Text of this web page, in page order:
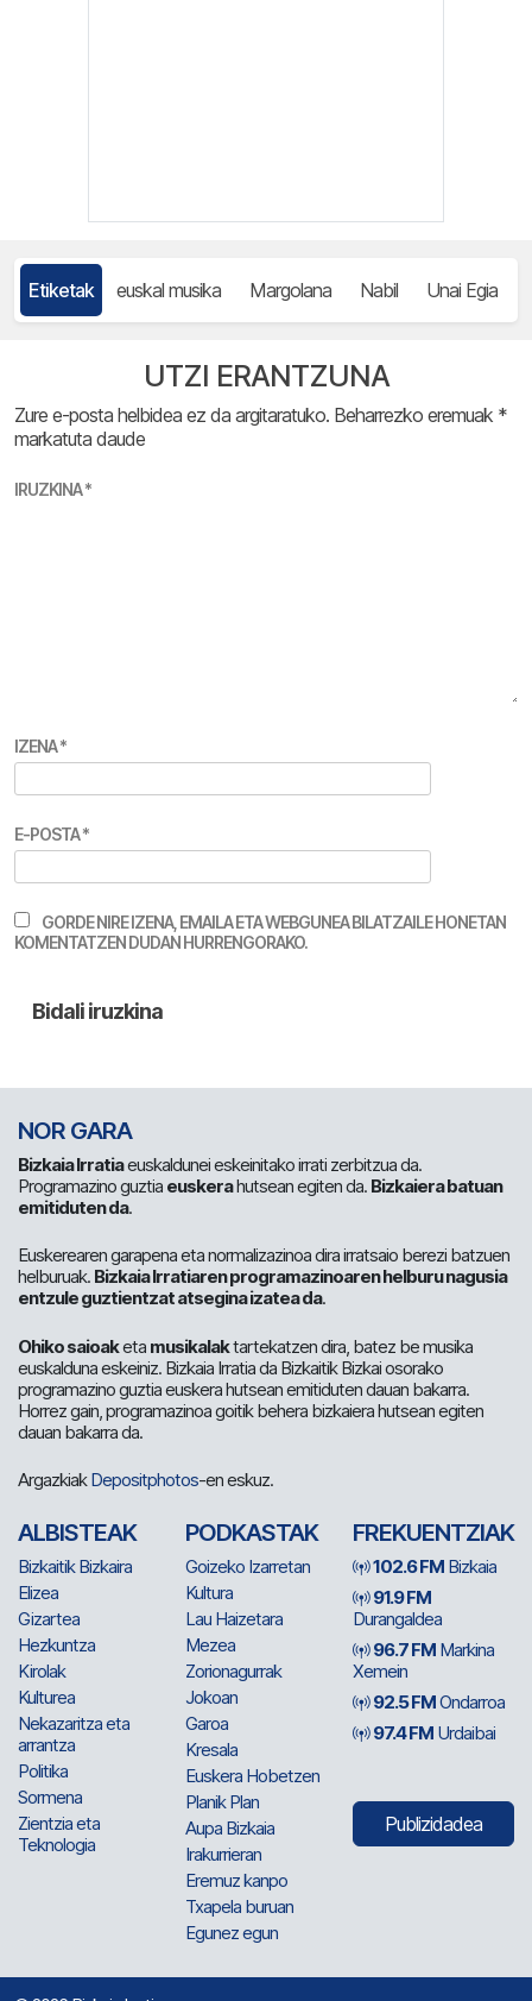
Etiketak euskal musika Margolana Nabil Unai Egia
UTZI ERANTZUNA
Zure e-posta helbidea ez da argitaratuko. Beharrezko eremuak *
markatuta daude
IRUZKINA*
IZENA*
E-POSTA*
GORDE NIRE IZENA, EMAILA ETA WEBGUNEA BILATZAILE HONETAN
KOMENTATZEN DUDAN HURRENGORAKO.
NOR GARA
Bizkaia Irratiaeuskaldunei eskeinitako irrati zerbitzua da.
Programazino guztia euskerahutsean egiten da. Bizkaiera batuan
emitiduten da.
Euskerearen garapena eta normalizazinoa dira irratsaio berezi batzuen
helburuak. Bizkaia Irratiaren programazinoaren helburu nagusia
entzule guztientzat atsegina izatea da.
Ohiko saioaketa musikalaktartekatzen dira, batez be musika
euskalduna eskeiniz. Bizkaia Irratia da Bizkaitik Bizkai osorako
programazino guztia euskera hutsean emitiduten dauan bakarra.
Horrez gain, programazinoa goitik behera bizkaiera hutsean egiten
dauan bakarra da.
ArgazkiakDepositphotos-en eskuz.
ALBISTEAK
Bizkaitik Bizkaira
Elizea
Gizartea
Hezkuntza
Kirolak
Kulturea
Nekazaritza eta
arrantza
Politika
Sormena
Zientzia eta
Teknologia
PODKASTAK
Goizeko Izarretan
Kultura
Lau Haizetara
Mezea
Zorionagurrak
Jokoan
Garoa
Kresala
Euskera Hobetzen
Planik Plan
Aupa Bizkaia
Irakurrieran
Eremuz kanpo
Txapela buruan
Egunez egun
FREKUENTZIAK
102.6 FM Bizkaia
91.9 FM
Durangaldea
96.7 FM Markina
Xemein
92.5 FMOndarroa
97.4 FM Urdaibai
Publizidadea